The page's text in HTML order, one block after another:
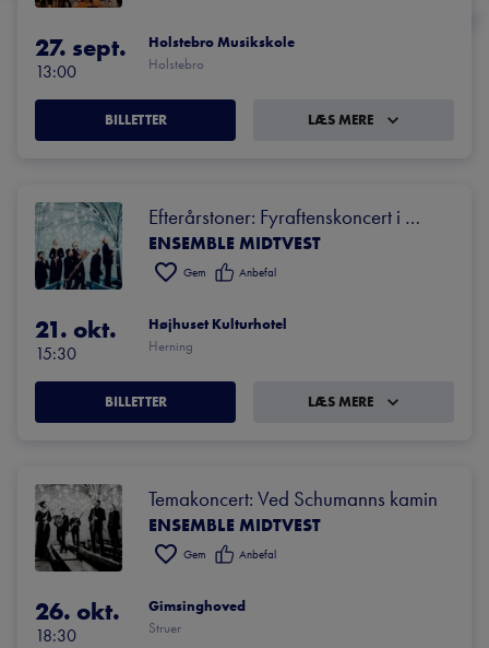
27. sept.
13:00
Holstebro Musikskole
Holstebro
BILLETTER LÆS MERE
Efterårstoner: Fyraftenskoncert i
Højhuset
ENSEMBLE MIDTVEST
Gem Anbefal
21. okt.
15:30
Højhuset Kulturhotel
Herning
BILLETTER LÆS MERE
Temakoncert: Ved Schumanns kamin
ENSEMBLE MIDTVEST
Gem Anbefal
26. okt.
18:30
Gimsinghoved
Struer